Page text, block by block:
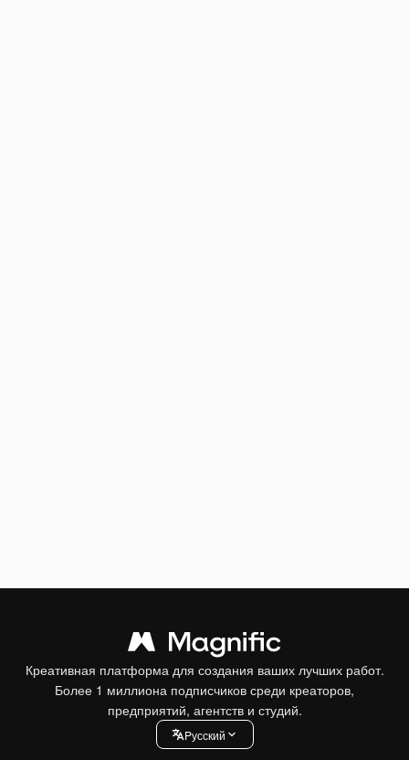
Креативная платформа для создания ваших лучших работ.
Более 1 миллиона подписчиков среди креаторов,
предприятий, агентств и студий.
Pусский